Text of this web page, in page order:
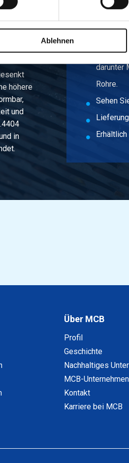
Ablehnen
höhere
und
in
MCB
darunter
Rohre.
Sehen
Über MCB
Profil
Geschichte
Nachhaltiges
MCB-Unternehmen
Kontakt
Karriere bei MCB